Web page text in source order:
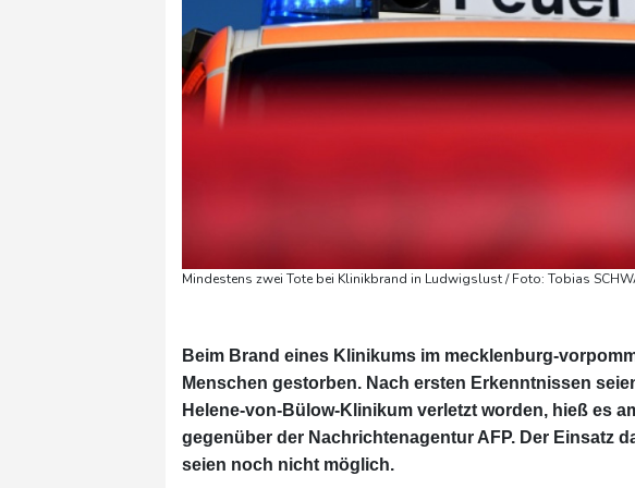
Mindestens zwei Tote bei Klinikbrand in Ludwigslust / Foto: Tobias
Beim Brand eines Klinikums im mecklenburg-
Menschen gestorben. Nach ersten Erkenntnissen
Helene-von-Bülow-Klinikum verletzt worden, hieß es
gegenüber der Nachrichtenagentur AFP. Der Einsatz
seien noch nicht möglich.